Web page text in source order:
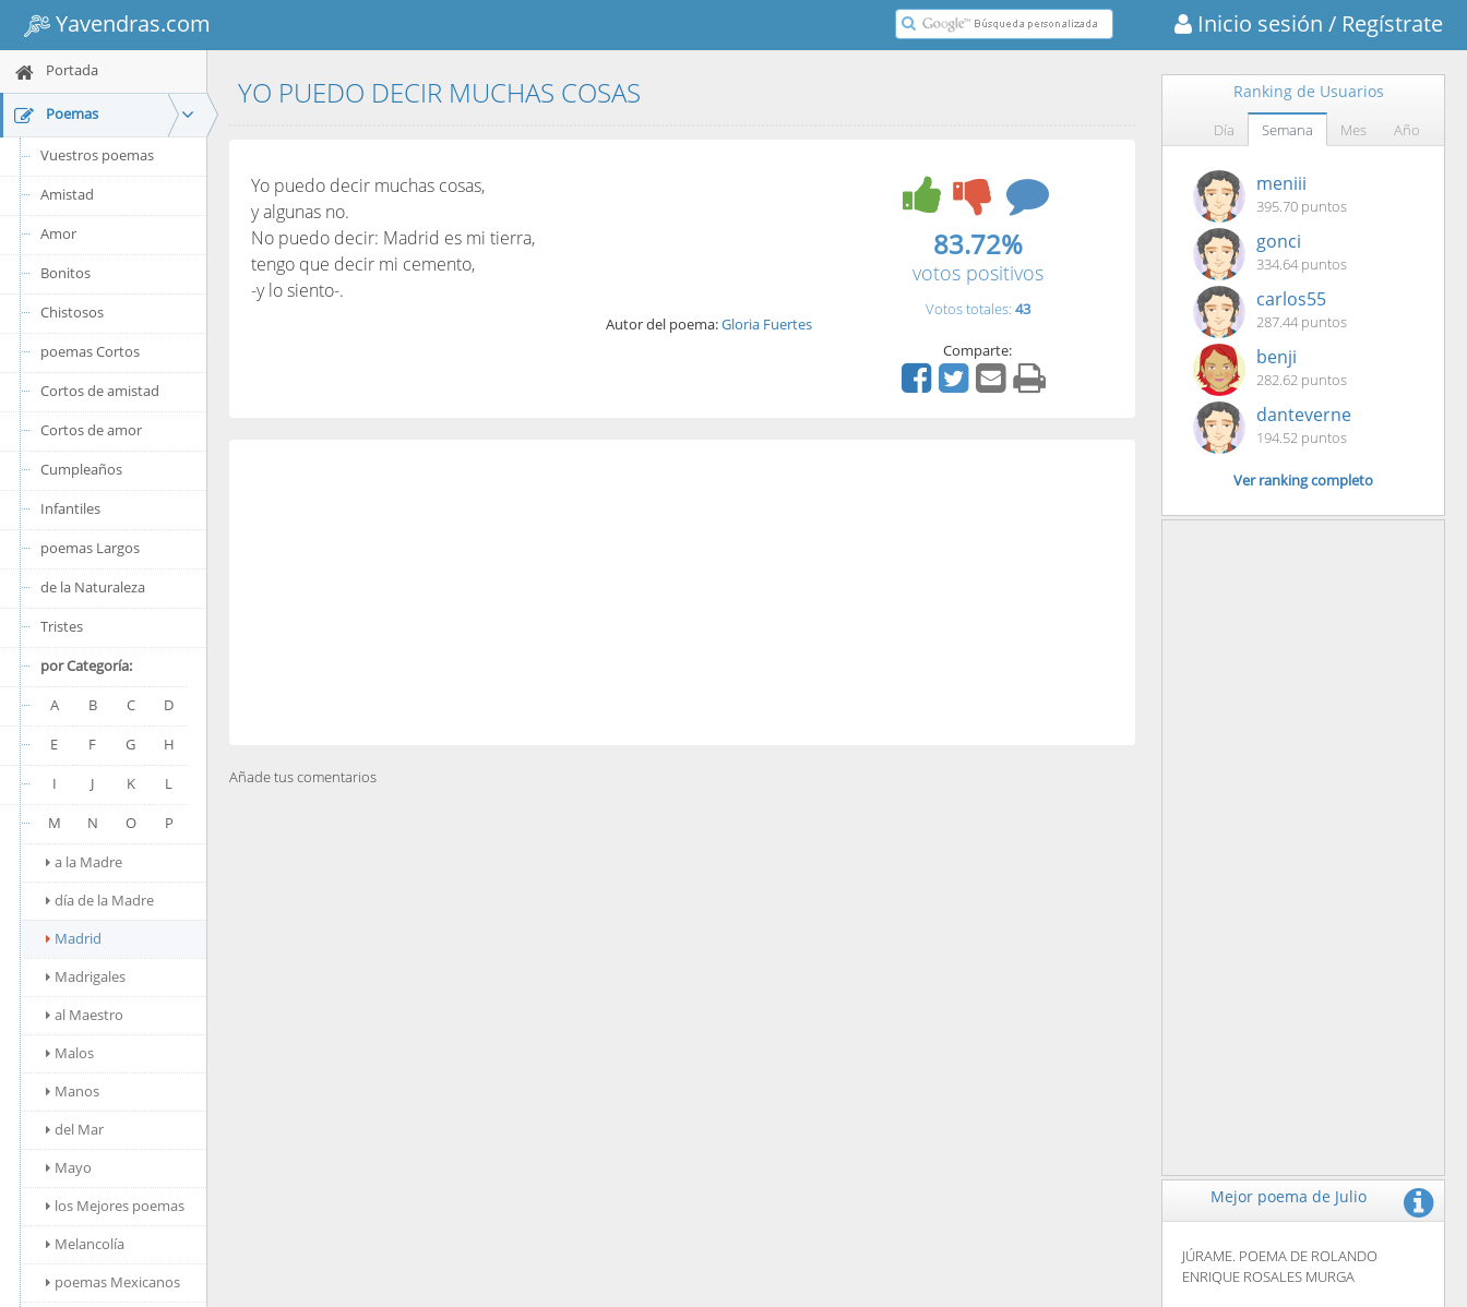
Yavendras.com Inicio sesión / Regístrate
Portada
Poemas
Vuestros poemas
Amistad
Amor
Bonitos
Chistosos
poemas Cortos
Cortos de amistad
Cortos de amor
Cumpleaños
Infantiles
poemas Largos
de la Naturaleza
Tristes
por Categoría:
A
B C
D
E
F G
H
I
J K
L
M
N O
P
a la Madre
día de la Madre
Madrid
Madrigales
al Maestro
Malos
Manos
del Mar
Mayo
los Mejores poemas
Melancolía
poemas Mexicanos
YO PUEDO DECIR MUCHAS COSAS
Yo puedo decir muchas cosas,
y algunas no.
No puedo decir: Madrid es mi tierra,
tengo que decir mi cemento,
-y lo siento-.
Autor del poema:Gloria Fuertes
83.72%
votos positivos
Votos totales: 43
Comparte:
Añade tus comentarios
Ranking de Usuarios
Día Semana Mes Año
meniii
395.70 puntos
gonci
334.64 puntos
carlos55
287.44 puntos
benji
282.62 puntos
danteverne
194.52 puntos
Ver ranking completo
Mejor poema de Julio
JÚRAME. POEMA DE ROLANDO
ENRIQUE ROSALES MURGA